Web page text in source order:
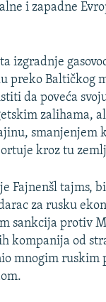
i zapadne
izgradnje
preko Baltičkog
da poveća
zalihama,
smanjenjem
kroz tu
Fajnenšl tajms,
za rusku
sankcija protiv
kompanija od
mnogim ruskim